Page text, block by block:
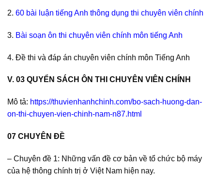
2. 60 bài luận tiếng Anh thông dụng thi chuyên viên chính
3. Bài soạn ôn thi chuyên viên chính môn tiếng Anh
4. Đề thi và đáp án chuyên viên chính môn Tiếng Anh
V. 03 QUYỂN SÁCH ÔN THI CHUYÊN VIÊN CHÍNH
Mô tả: https://thuvienhanhchinh.com/bo-sach-huong-dan-
on-thi-chuyen-vien-chinh-nam-n87.html
07 CHUYÊN ĐỀ
– Chuyên đề 1: Những vấn đề cơ bản về tổ chức bộ máy
của hệ thông chính trị ở Việt Nam hiện nay.